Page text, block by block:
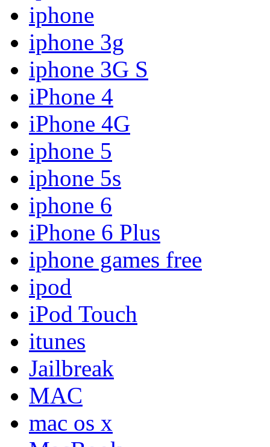
iphone
iphone 3g
iphone 3G S
iPhone 4
iPhone 4G
iphone 5
iphone 5s
iphone 6
iPhone 6 Plus
iphone games free
ipod
iPod Touch
itunes
Jailbreak
MAC
mac os x